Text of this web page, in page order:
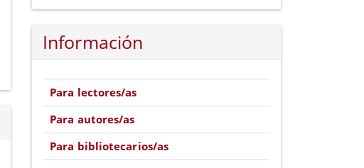
Información
Para lectores/as
Para autores/as
Para bibliotecarios/as